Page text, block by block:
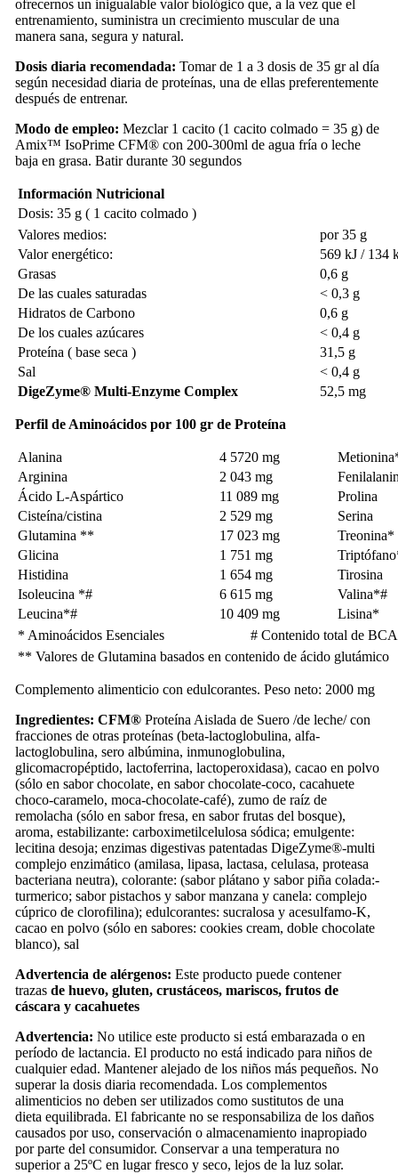
ofrecernos un inigualable valor biológico que, a la vez que el
entrenamiento, suministra un crecimiento muscular de una
manera sana, segura y natural.
Dosis diaria recomendada: Tomar de 1 a 3 dosis de 35 gr al día
según necesidad diaria de proteínas, una de ellas preferentemente
después de entrenar.
Modo de empleo: Mezclar 1 cacito (1 cacito colmado = 35 g) de
Amix™ IsoPrime CFM® con 200-300ml de agua fría o leche
baja en grasa. Batir durante 30 segundos
Información Nutricional
Dosis: 35 g ( 1 cacito colmado )
Valores medios:
por 35 g
Valor energético:
569 kJ / 134
Grasas
0,6 g
De las cuales saturadas
˂ 0,3 g
Hidratos de Carbono
0,6 g
De los cuales azúcares
˂ 0,4 g
Proteína ( base seca )
31,5 g
Sal
˂ 0,4 g
DigeZyme® Multi-Enzyme Complex
52,5 mg
Perfil de Aminoácidos por 100 gr de Proteína
Alanina 4 5720 mg
Arginina
2 043 mg
Ácido L-Aspártico
11 089 mg
Prolina
Cisteína/cistina
2 529 mg
Serina
Glutamina **
17 023 mg
Treonina*
Glicina
1 751 mg
Histidina
1 654 mg
Tirosina
Isoleucina *#
6 615 mg
Valina*#
Leucina*#
10 409 mg
Lisina*
* Aminoácidos Esenciales
# Contenido total de
** Valores de Glutamina basados en contenido de ácido glutámico
Complemento alimenticio con edulcorantes. Peso neto: 2000 mg
Ingredientes: CFM®Proteína Aislada de Suero /de leche/ con
fracciones de otras proteínas (beta-lactoglobulina, alfa-
lactoglobulina, sero albúmina, inmunoglobulina,
glicomacropéptido, lactoferrina, lactoperoxidasa), cacao en polvo
(sólo en sabor chocolate, en sabor chocolate-coco, cacahuete
choco-caramelo, moca-chocolate-café), zumo de raíz de
remolacha (sólo en sabor fresa, en sabor frutas del bosque),
aroma, estabilizante: carboximetilcelulosa sódica; emulgente:
lecitina desoja; enzimas digestivas patentadas DigeZyme®-multi
complejo enzimático (amilasa, lipasa, lactasa, celulasa, proteasa
bacteriana neutra), colorante: (sabor plátano y sabor piña colada:-
turmerico; sabor pistachos y sabor manzana y canela: complejo
cúprico de clorofilina); edulcorantes: sucralosa y acesulfamo-K,
cacao en polvo (sólo en sabores: cookies cream, doble chocolate
blanco), sal
Advertencia de alérgenos: Este producto puede contener
trazasde huevo, gluten, crustáceos, mariscos, frutos de
cáscara y cacahuetes
Advertencia: No utilice este producto si está embarazada o en
período de lactancia. El producto no está indicado para niños de
cualquier edad. Mantener alejado de los niños más pequeños. No
superar la dosis diaria recomendada. Los complementos
alimenticios no deben ser utilizados como sustitutos de una
dieta equilibrada. El fabricante no se responsabiliza de los daños
causados por uso, conservación o almacenamiento inapropiado
por parte del consumidor. Conservar a una temperatura no
superior a 25ºC en lugar fresco y seco, lejos de la luz solar.